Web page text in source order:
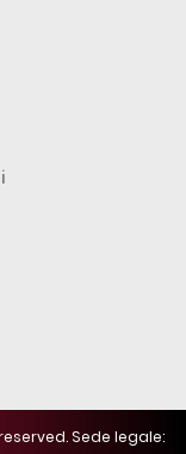
Sede legale: